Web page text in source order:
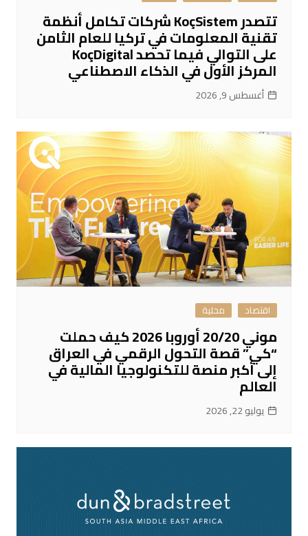
تتصدر KoçSistem شركات تكامل أنظمة
تقنية المعلومات في تركيا للعام الثامن
على التوالي فيما تحصد KoçDigital
المركز الأول في الذكاء الاصطناعي
أغسطس 9, 2026
اقتصاد محلية
موني 20/20 أوروبا 2026 كيف حملت
“كي” قصة التحول الرقمي في العراق
إلى أكبر منصة للتكنولوجيا المالية في
العالم
يوليو 22, 2026